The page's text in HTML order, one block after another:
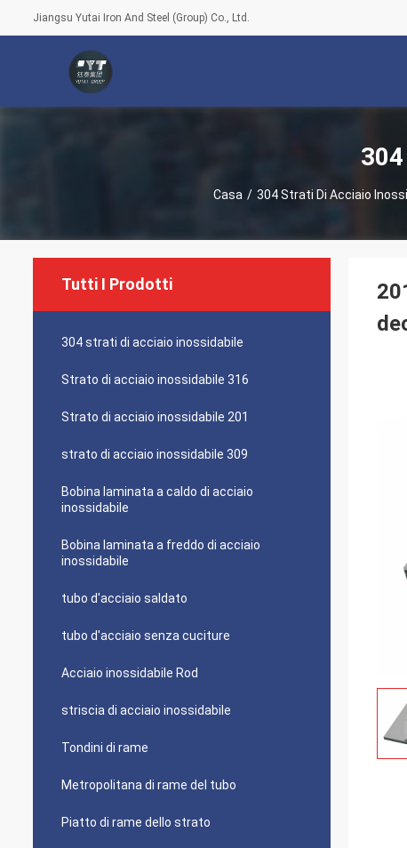
Jiangsu Yutai Iron And Steel (Group) Co., Ltd.
Casa / 304 Strati Di Acciaio
Tutti I Prodotti
304 strati di acciaio inossidabile
Strato di acciaio inossidabile 316
Strato di acciaio inossidabile 201
strato di acciaio inossidabile 309
Bobina laminata a caldo di acciaio
inossidabile
Bobina laminata a freddo di acciaio
inossidabile
tubo d'acciaio saldato
tubo d'acciaio senza cuciture
Acciaio inossidabile Rod
striscia di acciaio inossidabile
Tondini di rame
Metropolitana di rame del tubo
Piatto di rame dello strato